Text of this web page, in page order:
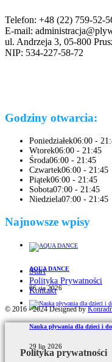
Telefon: +48 (22) 759-52-
E-mail:
ul. Andrzeja 3, 05-800
NIP: 534-227-58-72
Godziny otwarcia:
Poniedziałek06:00 -
Wtorek06:00 - 21:45
Środa06:00 - 21:45
Czwartek06:00 - 21:45
Piątek06:00 - 21:45
Sobota07:00 - 21:45
Niedziela07:00 - 21:45
Najnowsze wpisy
AQUA DANCE
06 sie 2026
Nauka pływania dla dzieci i
29 lip 2026
Start
Polityka Prywatności
Kontakt
© 2016 - 2024 Designed by
Polityka prywatności